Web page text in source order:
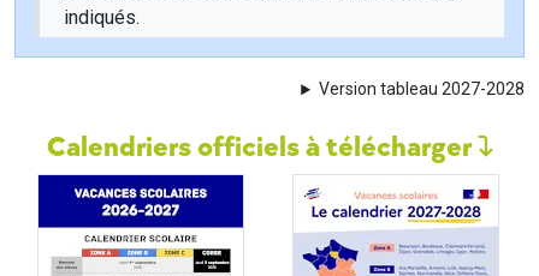
indiqués.
Version tableau 2027-2028
Calendriers officiels à télécharger